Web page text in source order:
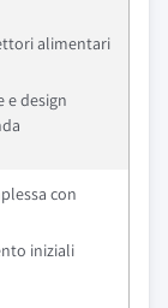
alimentari
e design
con
iniziali